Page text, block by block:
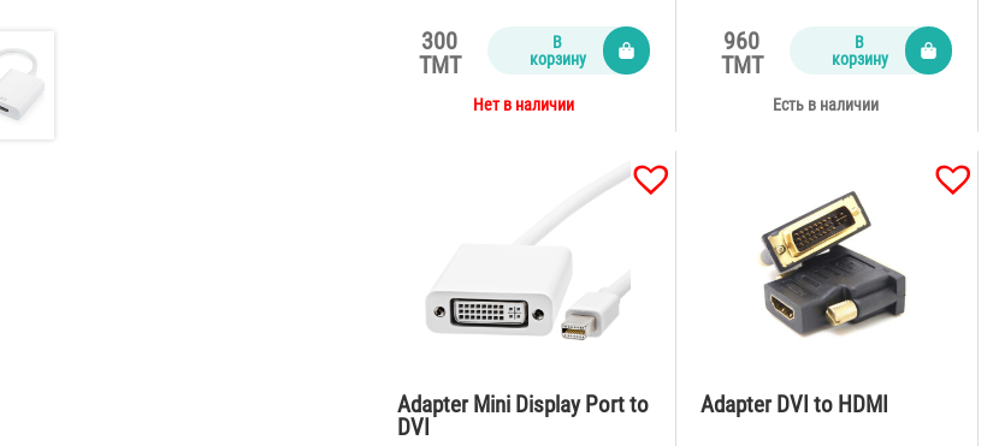
300
TMT
В
корзину
Нет в наличии
960
TMT
В
корзину
Есть в наличии
Adapter Mini Display Port to
DVI
Adapter DVI to HDMI